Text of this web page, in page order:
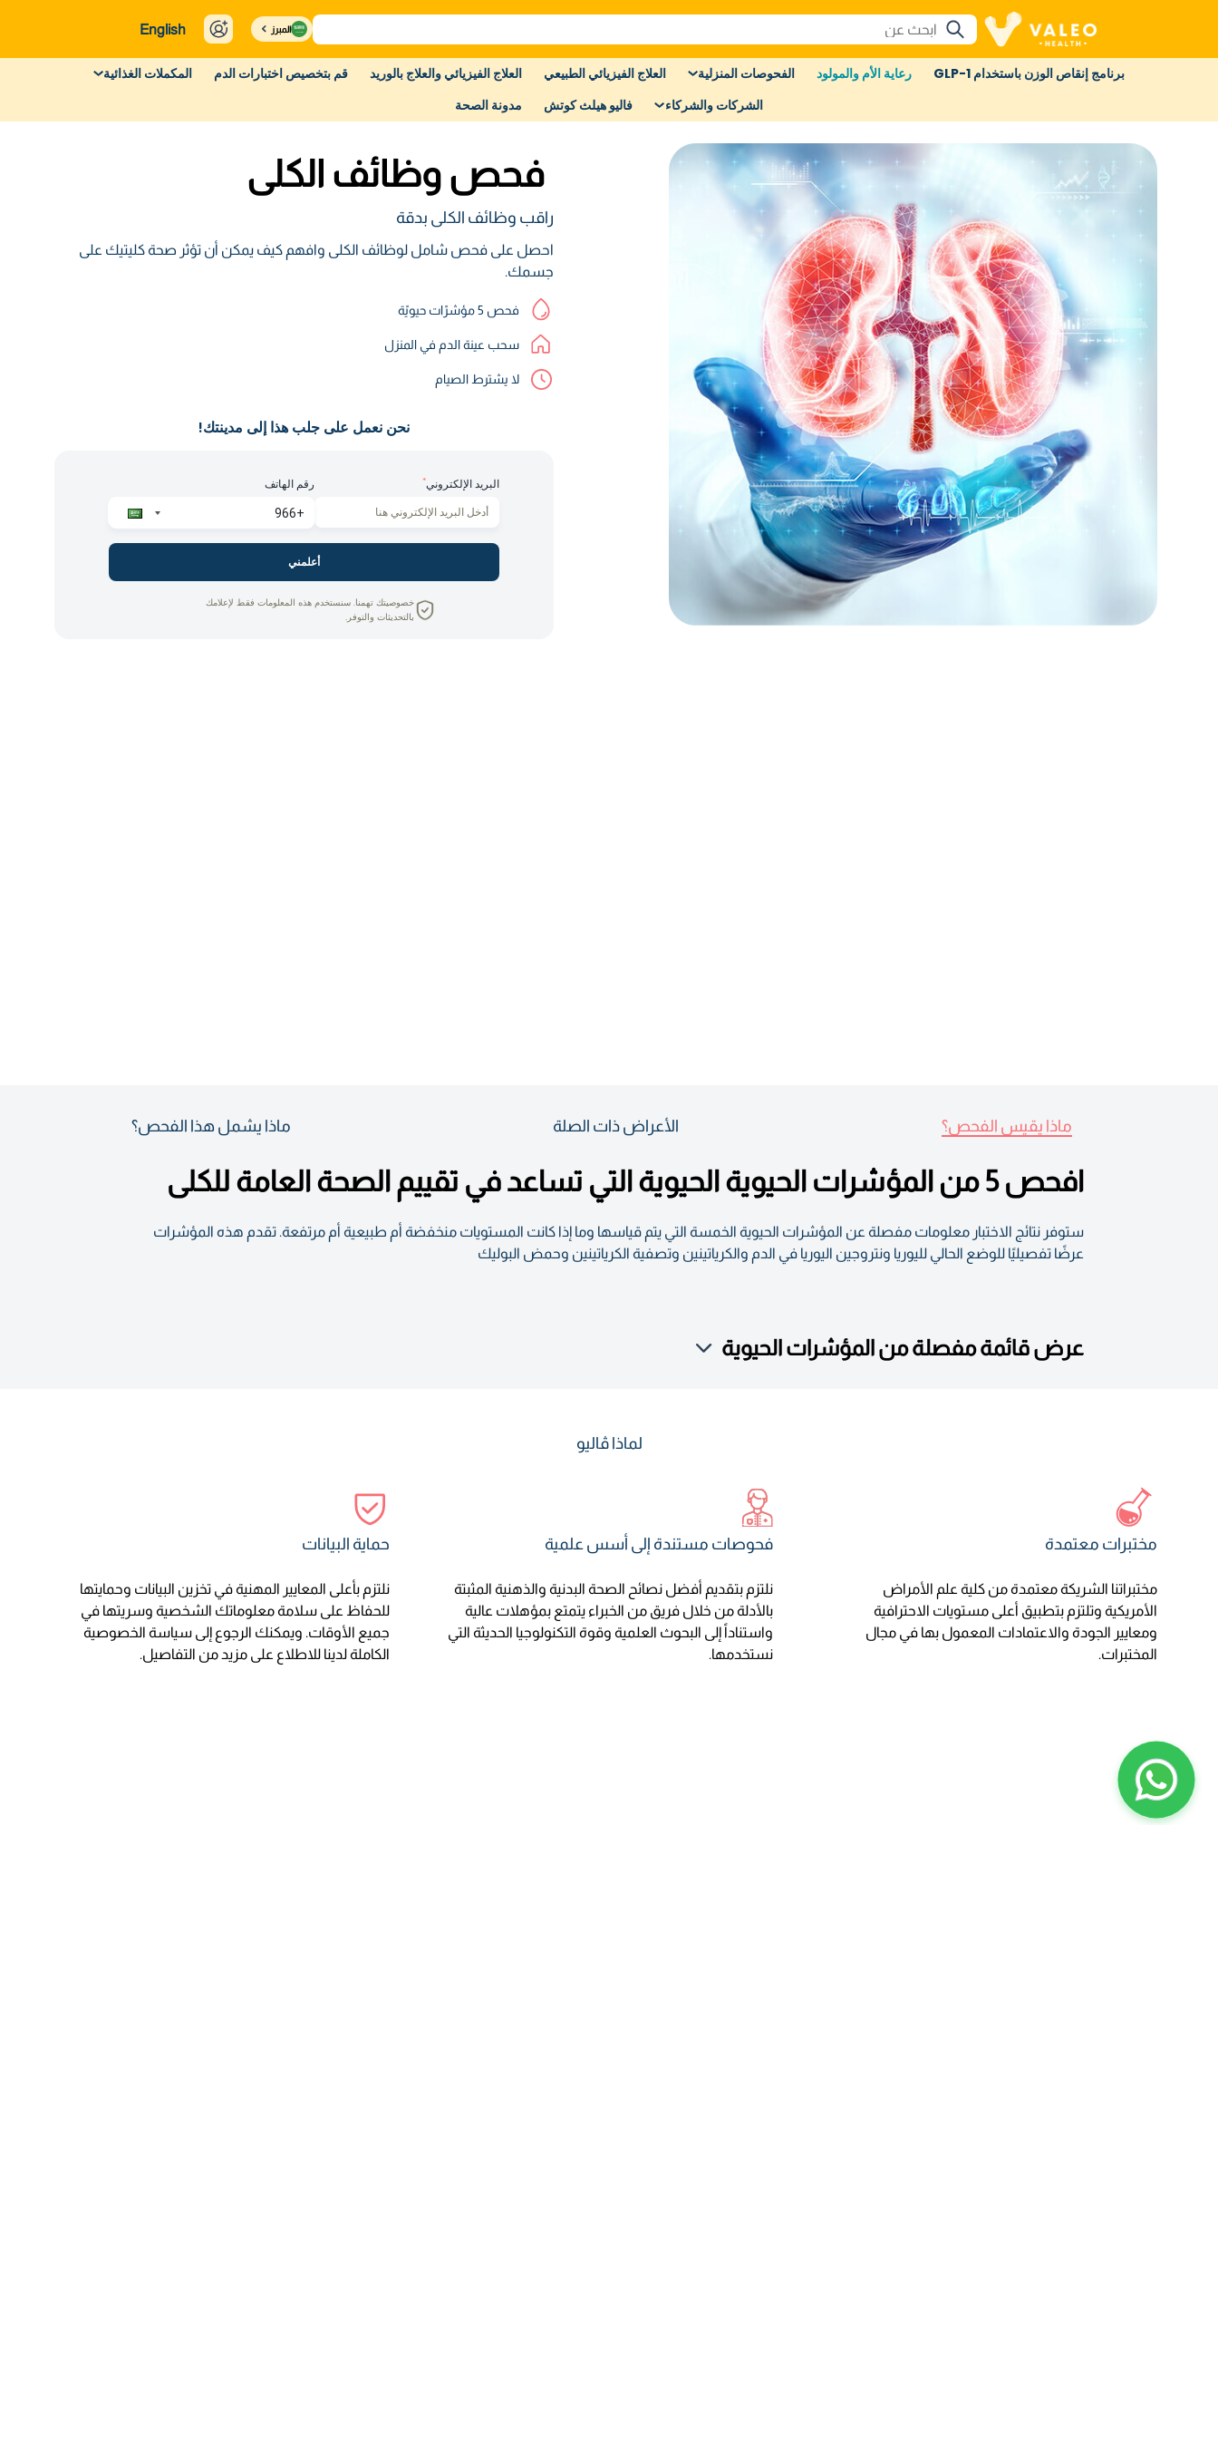
المبرز English
برنامج إنقاص الوزن باستخدام GLP-1 رعاية الأم والمولود الفحوصات المنزلية العلاج الفيزيائي الطبيعي العلاج الفيزيائي والعلاج بالوريد قم بتخصيص اختبارات الدم
المكملات الغذائية
الشركات والشركاء
فاليو هيلث كوتش مدونة الصحة
فحص وظائف الكلى
راقب وظائف الكلى بدقة
احصل على فحص شامل لوظائف الكلى وافهم كيف يمكن أن تؤثر صحة كليتيك على
جسمك.
فحص 5 مؤشرًات حيويًة
سحب عينة الدم في المنزل
لا يشترط الصيام
نحن نعمل على جلب هذا إلى مدينتك!
البريد الإلكتروني* رقم الهاتف
أعلمني
خصوصيتك تهمنا. سنستخدم هذه المعلومات فقط لإعلامك
بالتحديثات والتوفر.
ماذا يقيس الفحص؟ الأعراض ذات الصلة ماذا يشمل هذا الفحص؟
افحص 5 من المؤشرات الحيوية الحيوية التي تساعد في تقييم الصحة العامة للكلى
ستوفر نتائج الاختبار معلومات مفصلة عن المؤشرات الحيوية الخمسة التي يتم قياسها وما إذا كانت المستويات منخفضة أم طبيعية أم مرتفعة. تقدم هذه المؤشرات
عرضًا تفصيليًا للوضع الحالي لليوريا ونتروجين اليوريا في الدم والكرياتينين وتصفية الكرياتينين وحمض البوليك
عرض قائمة مفصلة من المؤشرات الحيوية
لماذا ڤاليو
مختبرات معتمدة
مختبراتنا الشريكة معتمدة من كلية علم الأمراض
الأمريكية وتلتزم بتطبيق أعلى مستويات الاحترافية
ومعايير الجودة والاعتمادات المعمول بها في مجال
المختبرات.
فحوصات مستندة إلى أسس علمية
نلتزم بتقديم أفضل نصائح الصحة البدنية والذهنية المثبتة
بالأدلة من خلال فريق من الخبراء يتمتع بمؤهلات عالية
واستناداً إلى البحوث العلمية وقوة التكنولوجيا الحديثة التي
نستخدمها.
حماية البيانات
نلتزم بأعلى المعايير المهنية في تخزين البيانات وحمايتها
للحفاظ على سلامة معلوماتك الشخصية وسريتها في
جميع الأوقات. ويمكنك الرجوع إلى سياسة الخصوصية
الكاملة لدينا للاطلاع على مزيد من التفاصيل.